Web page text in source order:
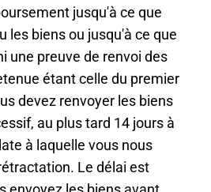
jusqu'à ce que
les biens ou jusqu'à ce que
une preuve de renvoi des
étant celle du premier
devez renvoyer les biens
au plus tard 14 jours à
à laquelle vous nous
Le délai est